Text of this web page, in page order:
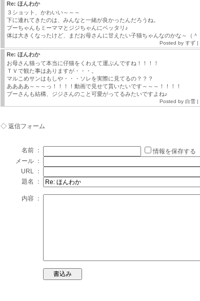
Re: ほんわか
３ショット、かわいい～～～
下に連れてきたのは、みんなと一緒が良かったんだろうね。
プーちゃんもミーママとジジちゃんにベッタリ♪
体は大きくなったけど、まだお母さんに甘えたい子猫ちゃんなのかな～（＾
Posted by すず |
Re: ほんわか
お母さん猫って本当に仔猫をくわえて運ぶんですね！！！！
ＴＶで観た事はありますが・・・。
マルこめサンはもしや・・・ソレを実際に見てるの？？？
ああああ～～～っ！！！！動画で見せて貰いたいです～～～！！！！
プーさんも結構、ジジさんのこと可愛がってるみたいですよね♪
Posted by 白雪 |
◇ 返信フォーム
名前 ：
情報を保存する
メール ：
URL ：
題名 ：
内容 ：